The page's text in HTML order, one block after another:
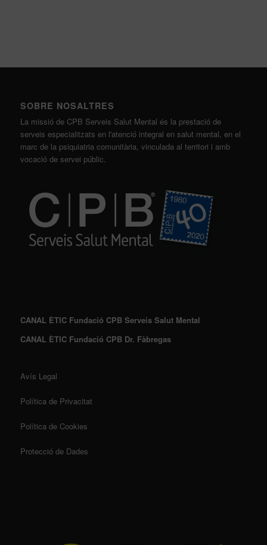
SOBRE NOSALTRES
La missió de CPB Serveis Salut Mental és la prestació de
serveis especialitzats en l'atenció integral en salut mental, en el
marc de la psiquiatria comunitària, vinculada al territori i amb
vocació de servei públic.
CANAL ÈTIC Fundació CPB Serveis Salut Mental
CANAL ÈTIC Fundació CPB Dr. Fàbregas
Avís Legal
Política de Privacitat
Política de Cookies
Protecció de Dades